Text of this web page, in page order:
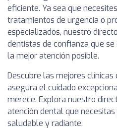
eficiente. Ya sea que
tratamientos de urgencia o
especializados, nuestro
dentistas de confianza que
la mejor atención posible.
Descubre las mejores
asegura el cuidado
merece. Explora nuestro
atención dental que
saludable y radiante.